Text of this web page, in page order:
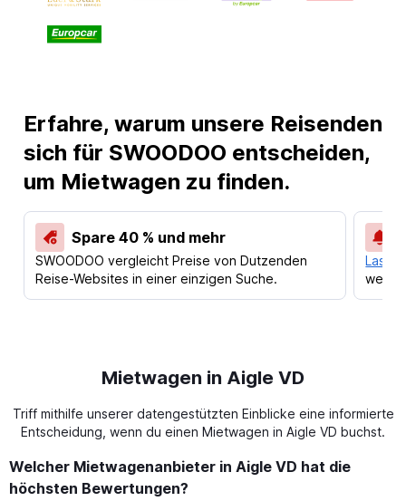
Erfahre, warum unsere Reisenden
sich für SWOODOO entscheiden,
um Mietwagen zu finden.
Spare 40 % und mehr
SWOODOO vergleicht Preise von Dutzenden
Reise-Websites in einer einzigen Suche.
Lass
Mietwagen in Aigle VD
Triff mithilfe unserer datengestützten Einblicke eine informierte
Entscheidung, wenn du einen Mietwagen in Aigle VD buchst.
Welcher Mietwagenanbieter in Aigle VD hat die
höchsten Bewertungen?